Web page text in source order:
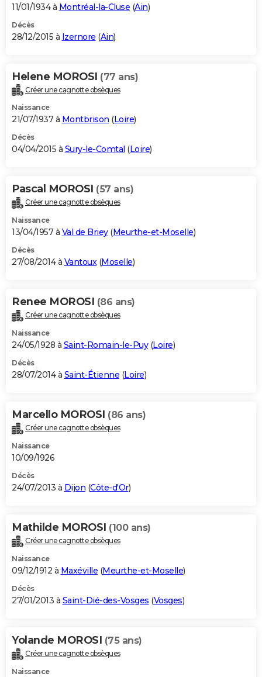
11/01/1934 à Montréal-la-Cluse (Ain)
Décès
28/12/2015 à Izernore (Ain)
Helene MOROSI (77 ans)
Créer une cagnotte obsèques
Naissance
21/07/1937 à Montbrison (Loire)
Décès
04/04/2015 à Sury-le-Comtal (Loire)
Pascal MOROSI (57 ans)
Créer une cagnotte obsèques
Naissance
13/04/1957 à Val de Briey(Meurthe-et-Moselle)
Décès
27/08/2014 à Vantoux(Moselle)
Renee MOROSI (86 ans)
Créer une cagnotte obsèques
Naissance
24/05/1928 à Saint-Romain-le-Puy(Loire)
Décès
28/07/2014 à Saint-Étienne (Loire)
Marcello MOROSI (86 ans)
Créer une cagnotte obsèques
Naissance
10/09/1926
Décès
24/07/2013 à Dijon (Côte-d'Or)
Mathilde MOROSI (100 ans)
Créer une cagnotte obsèques
Naissance
09/12/1912 à Maxéville (Meurthe-et-Moselle)
Décès
27/01/2013 à Saint-Dié-des-Vosges (Vosges)
Yolande MOROSI (75 ans)
Créer une cagnotte obsèques
Naissance